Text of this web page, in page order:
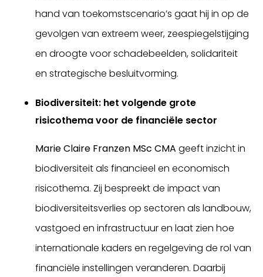
hand van toekomstscenario’s gaat hij in op de
gevolgen van extreem weer, zeespiegelstijging
en droogte voor schadebeelden, solidariteit
en strategische besluitvorming.
Biodiversiteit: het volgende grote
risicothema voor de financiële sector
Marie Claire Franzen MSc CMA geeft inzicht in
biodiversiteit als financieel en economisch
risicothema. Zij bespreekt de impact van
biodiversiteitsverlies op sectoren als landbouw,
vastgoed en infrastructuur en laat zien hoe
internationale kaders en regelgeving de rol van
financiële instellingen veranderen. Daarbij